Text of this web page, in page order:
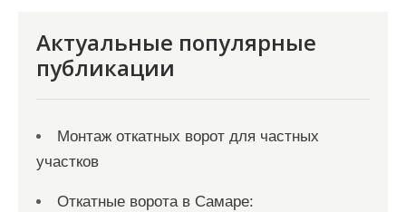
Актуальные популярные
публикации
Монтаж откатных ворот для частных
участков
Откатные ворота в Самаре: